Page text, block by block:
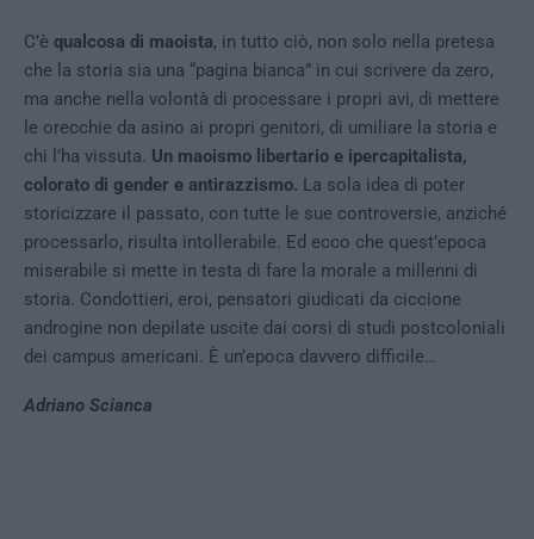
C’è qualcosa di maoista, in tutto ciò, non solo nella pretesa
che la storia sia una “pagina bianca” in cui scrivere da zero,
ma anche nella volontà di processare i propri avi, di mettere
le orecchie da asino ai propri genitori, di umiliare la storia e
chi l’ha vissuta. Un maoismo libertario e ipercapitalista,
colorato di gender e antirazzismo. La sola idea di poter
storicizzare il passato, con tutte le sue controversie, anziché
processarlo, risulta intollerabile. Ed ecco che quest’epoca
miserabile si mette in testa di fare la morale a millenni di
storia. Condottieri, eroi, pensatori giudicati da ciccione
androgine non depilate uscite dai corsi di studi postcoloniali
dei campus americani. È un’epoca davvero difficile…
Adriano Scianca